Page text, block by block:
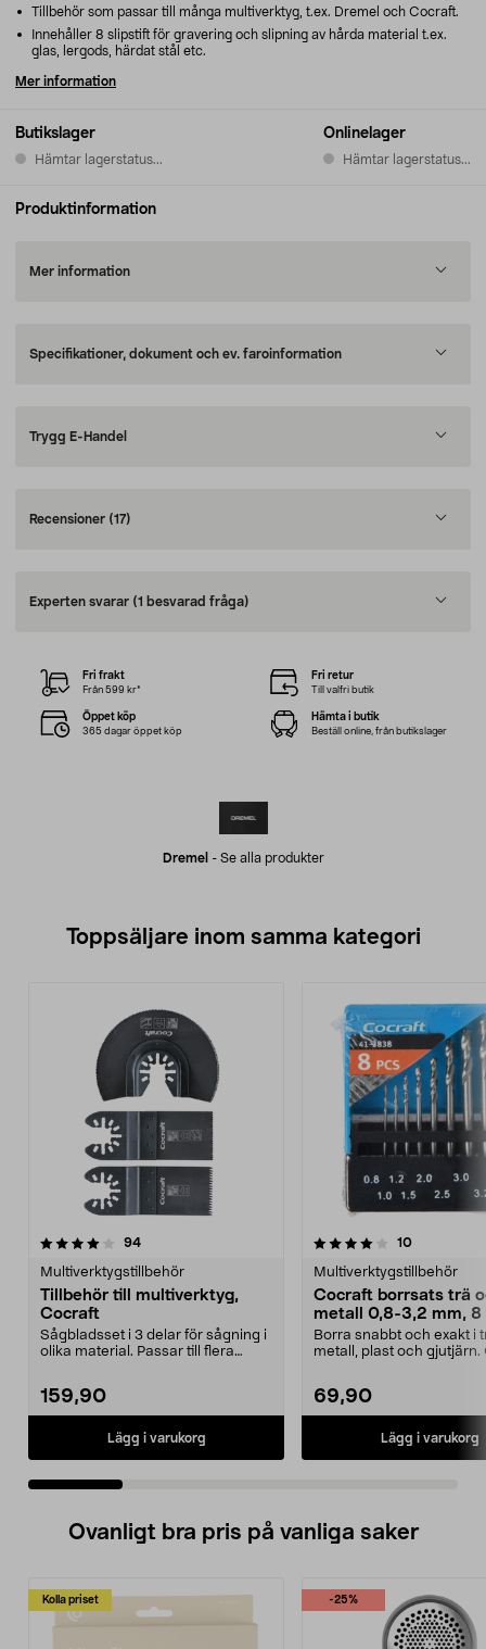
Butikslager
Hämtar lagerstatus...
Onlinelager
Hämtar lagerstatus...
Tillbehör som passar till många multiverktyg, t.ex. Dremel och Cocraft.
Innehåller 8 slipstift för gravering och slipning av hårda material t.ex.
glas, lergods, härdat stål etc.
Mer information
Produktinformation
Mer information
Specifikationer, dokument och ev. faroinformation
Trygg E-Handel
Recensioner (17)
Experten svarar (1 besvarad fråga)
Dremel - Se alla produkter
Fri frakt
Från 599 kr*
Fri retur
Till valfri butik
Öppet köp
365 dagar öppet köp
Hämta i butik
Beställ online, från butikslager
Toppsäljare inom samma kategori
94recensioner
Multiverktygstillbehör
Tillbehör till multiverktyg,
Cocraft
Sågbladsset i 3 delar för sågning i
olika material. Passar till flera
159,90
Lägg i varukorg
4.0 av 5 stjärnor 10recensioner
Multiverktygstillbehör
Cocraft borrsats trä
metall 0,8-3,2 mm, 8
Borra snabbt och exakt i
metall, plast och gjutjärn.
69,90
Lägg i varukorg
5.0 av 5 stjärnor
Ovanligt bra pris på vanliga saker
Kolla priset -25%